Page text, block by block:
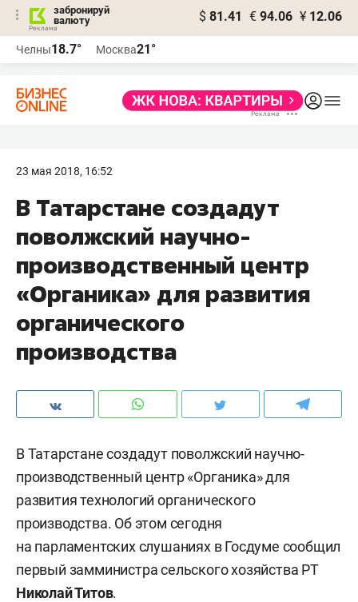
забронируй
валюту
$ 81.41 € 94.06 ¥ 12.06
Челны18.7° Москва21°
23 мая 2018, 16:52
В Татарстане создадут
поволжский научно-
производственный центр
«Органика» для развития
органического
производства
В Татарстане создадут поволжский научно-
производственный центр «Органика» для
развития технологий органического
производства. Об этом сегодня
на парламентских слушаниях в Госдуме сообщил
первый замминистра сельского хозяйства РТ
Николай Титов.